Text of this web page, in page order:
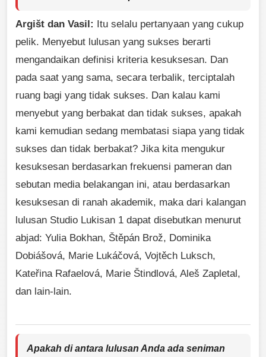
Argišt dan Vasil: Itu selalu pertanyaan yang cukup
pelik. Menyebut lulusan yang sukses berarti
mengandaikan definisi kriteria kesuksesan. Dan
pada saat yang sama, secara terbalik, terciptalah
ruang bagi yang tidak sukses. Dan kalau kami
menyebut yang berbakat dan tidak sukses, apakah
kami kemudian sedang membatasi siapa yang tidak
sukses dan tidak berbakat? Jika kita mengukur
kesuksesan berdasarkan frekuensi pameran dan
sebutan media belakangan ini, atau berdasarkan
kesuksesan di ranah akademik, maka dari kalangan
lulusan Studio Lukisan 1 dapat disebutkan menurut
abjad: Yulia Bokhan, Štěpán Brož, Dominika
Dobiášová, Marie Lukáčová, Vojtěch Luksch,
Kateřina Rafaelová, Marie Štindlová, Aleš Zapletal,
dan lain-lain.
Apakah di antara lulusan Anda ada seniman